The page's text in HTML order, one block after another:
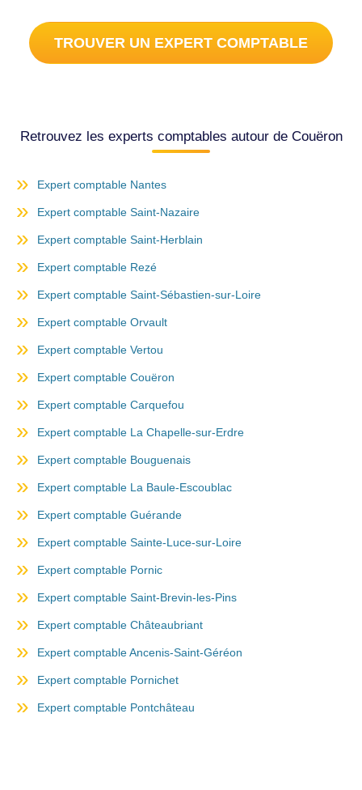
TROUVER UN EXPERT COMPTABLE
Retrouvez les experts comptables autour de Couëron
Expert comptable Nantes
Expert comptable Saint-Nazaire
Expert comptable Saint-Herblain
Expert comptable Rezé
Expert comptable Saint-Sébastien-sur-Loire
Expert comptable Orvault
Expert comptable Vertou
Expert comptable Couëron
Expert comptable Carquefou
Expert comptable La Chapelle-sur-Erdre
Expert comptable Bouguenais
Expert comptable La Baule-Escoublac
Expert comptable Guérande
Expert comptable Sainte-Luce-sur-Loire
Expert comptable Pornic
Expert comptable Saint-Brevin-les-Pins
Expert comptable Châteaubriant
Expert comptable Ancenis-Saint-Géréon
Expert comptable Pornichet
Expert comptable Pontchâteau